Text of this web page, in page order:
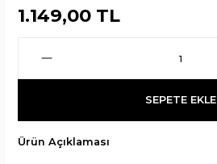
1.149,00 TL
SEPETE EKLE
Ürün Açıklaması